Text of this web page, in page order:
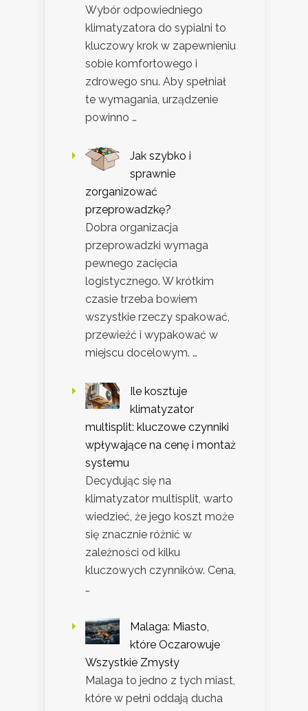
Wybór odpowiedniego
klimatyzatora do sypialni to
kluczowy krok w zapewnieniu
sobie komfortowego i
zdrowego snu. Aby spełniał
te wymagania, urządzenie
powinno …
Jak szybko i
sprawnie
zorganizować
przeprowadzkę?
Dobra organizacja
przeprowadzki wymaga
pewnego zacięcia
logistycznego. W krótkim
czasie trzeba bowiem
wszystkie rzeczy spakować,
przewieźć i wypakować w
miejscu docelowym. …
Ile kosztuje
klimatyzator
multisplit: kluczowe czynniki
wpływające na cenę i montaż
systemu
Decydując się na
klimatyzator multisplit, warto
wiedzieć, że jego koszt może
się znacznie różnić w
zależności od kilku
kluczowych czynników. Cena,
…
Malaga: Miasto,
które Oczarowuje
Wszystkie Zmysły
Malaga to jedno z tych miast,
które w pełni oddają ducha